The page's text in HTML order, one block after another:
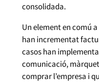
consolidada.
Un element en comú
han incrementat
casos han
comunicació,
comprar l’empresa i